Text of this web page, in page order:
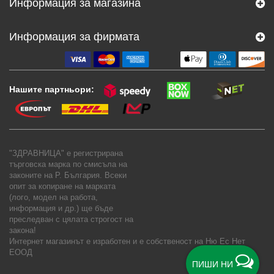
ПИШИ НИ
Информация за магазина
Информация за фирмата
Нашите партньори:
"ЗДРАВНИЦА" е регистрирана
търговска марка по смисъла на
законите на Р. България. Всеки
опит за копиране на марката
(лого, модел на работа,
информация и др.) ще бъде
преследван с цялата строгост на
закона!
Интернет магазинът е изработен и е собственост на Ню Ес Нет
ЕООД